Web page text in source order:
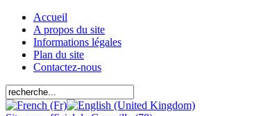
Accueil
A propos du site
Informations légales
Plan du site
Contactez-nous